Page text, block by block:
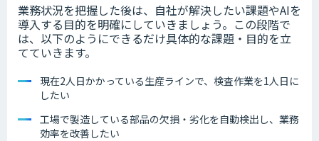
業務状況を把握した後は、自社が解決したい課題やAIを
導入する目的を明確にしていきましょう。この段階で
は、以下のようにできるだけ具体的な課題・目的を立
てていきます。
現在2人日かかっている生産ラインで、検査作業を1人日に
したい
工場で製造している部品の欠損・劣化を自動検出し、業務
効率を改善したい